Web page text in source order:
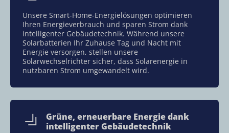
Unsere Smart-Home-Energielösungen optimieren
Ihren Energieverbrauch und sparen Strom dank
intelligenter Gebäudetechnik. Während unsere
Solarbatterien Ihr Zuhause Tag und Nacht mit
Energie versorgen, stellen unsere
Solarwechselrichter sicher, dass Solarenergie in
nutzbaren Strom umgewandelt wird.
Grüne, erneuerbare Energie dank
intelligenter Gebäudetechnik